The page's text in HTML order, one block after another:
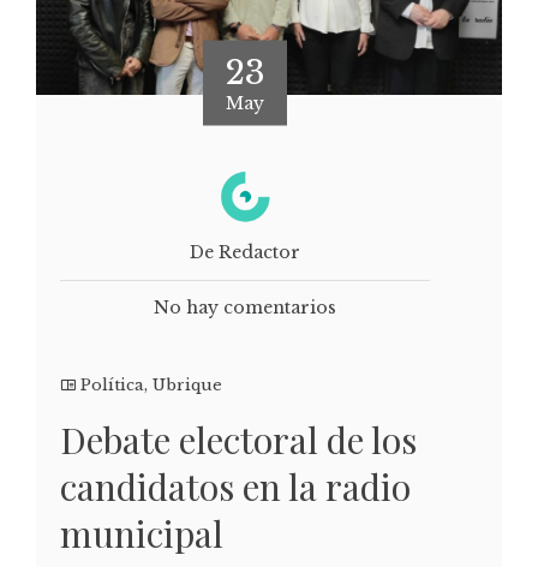
23
May
De Redactor
No hay comentarios
Política, Ubrique
Debate electoral de los
candidatos en la radio
municipal